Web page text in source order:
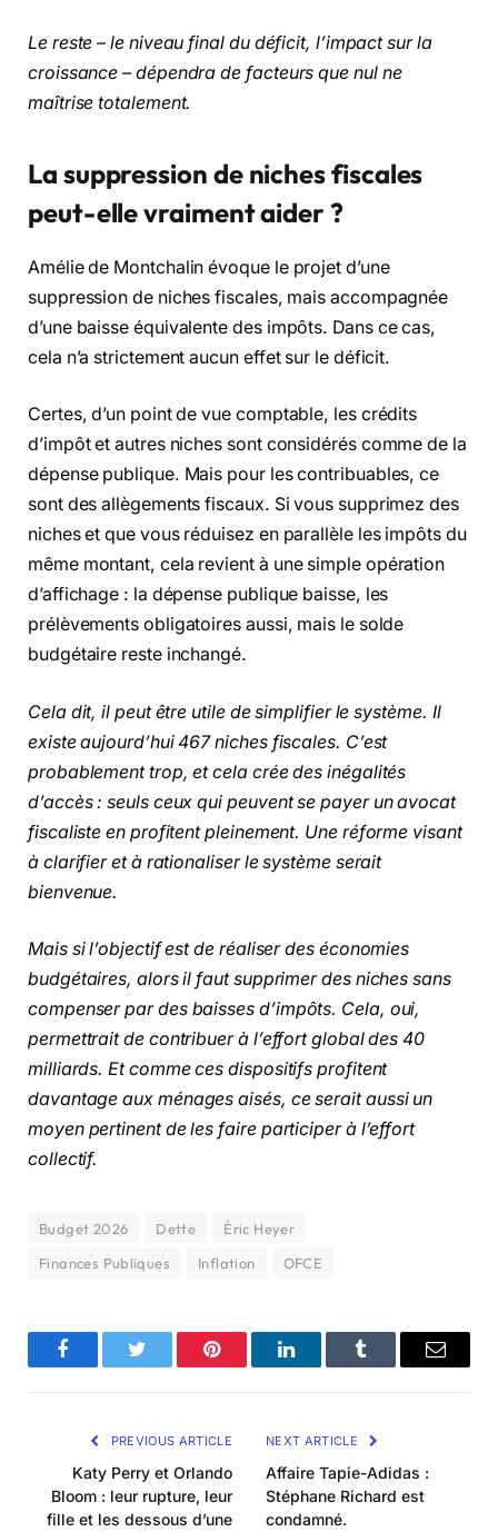
Le reste – le niveau final du déficit, l’impact sur la
croissance – dépendra de facteurs que nul ne
maîtrise totalement.
La suppression de niches fiscales
peut-elle vraiment aider ?
Amélie de Montchalin évoque le projet d’une
suppression de niches fiscales, mais accompagnée
d’une baisse équivalente des impôts. Dans ce cas,
cela n’a strictement aucun effet sur le déficit.
Certes, d’un point de vue comptable, les crédits
d’impôt et autres niches sont considérés comme de la
dépense publique. Mais pour les contribuables, ce
sont des allègements fiscaux. Si vous supprimez des
niches et que vous réduisez en parallèle les impôts du
même montant, cela revient à une simple opération
d’affichage : la dépense publique baisse, les
prélèvements obligatoires aussi, mais le solde
budgétaire reste inchangé.
Cela dit, il peut être utile de simplifier le système. Il
existe aujourd’hui 467 niches fiscales. C’est
probablement trop, et cela crée des inégalités
d’accès : seuls ceux qui peuvent se payer un avocat
fiscaliste en profitent pleinement. Une réforme visant
à clarifier et à rationaliser le système serait
bienvenue.
Mais si l’objectif est de réaliser des économies
budgétaires, alors il faut supprimer des niches sans
compenser par des baisses d’impôts. Cela, oui,
permettrait de contribuer à l’effort global des 40
milliards. Et comme ces dispositifs profitent
davantage aux ménages aisés, ce serait aussi un
moyen pertinent de les faire participer à l’effort
collectif.
Budget 2026 Dette
Éric Heyer
Finances Publiques
Inflation OFCE
FacebookTwitter Pinterest LinkedInTumblr Email
PREVIOUS ARTICLE
Katy Perry et Orlando
Bloom : leur rupture, leur
fille et les dessous d’une
NEXT ARTICLE
Affaire Tapie-Adidas :
Stéphane Richard est
condamné.